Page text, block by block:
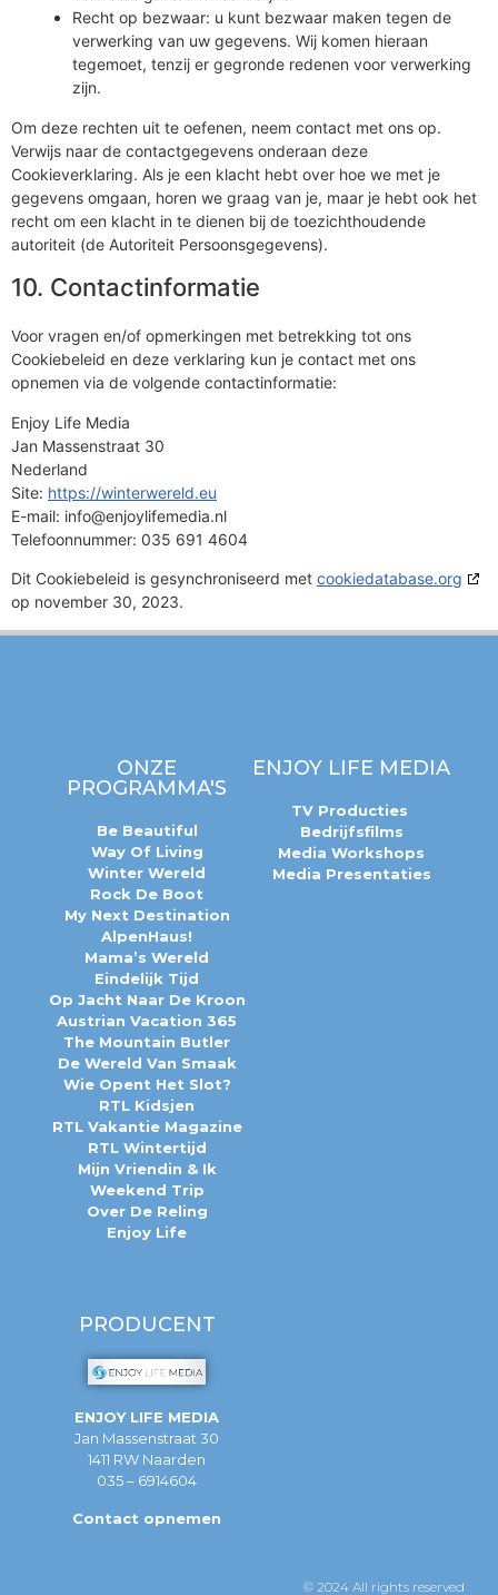
Recht op bezwaar: u kunt bezwaar maken tegen de
verwerking van uw gegevens. Wij komen hieraan
tegemoet, tenzij er gegronde redenen voor verwerking
zijn.
Om deze rechten uit te oefenen, neem contact met ons op.
Verwijs naar de contactgegevens onderaan deze
Cookieverklaring. Als je een klacht hebt over hoe we met je
gegevens omgaan, horen we graag van je, maar je hebt ook het
recht om een klacht in te dienen bij de toezichthoudende
autoriteit (de Autoriteit Persoonsgegevens).
10. Contactinformatie
Voor vragen en/of opmerkingen met betrekking tot ons
Cookiebeleid en deze verklaring kun je contact met ons
opnemen via de volgende contactinformatie:
Enjoy Life Media
Jan Massenstraat 30
Nederland
Site: https://winterwereld.eu
E-mail: info@enjoylifemedia.nl
Telefoonnummer: 035 691 4604
Dit Cookiebeleid is gesynchroniseerd met cookiedatabase.org
op november 30, 2023.
ONZE
PROGRAMMA'S
Be Beautiful
Way Of Living
Winter Wereld
Rock De Boot
My Next Destination
AlpenHaus!
Mama’s Wereld
Eindelijk Tijd
Op Jacht Naar De Kroon
Austrian Vacation 365
The Mountain Butler
De Wereld Van Smaak
Wie Opent Het Slot?
RTL Kidsjen
RTL Vakantie Magazine
RTL Wintertijd
Mijn Vriendin & Ik
Weekend Trip
Over De Reling
Enjoy Life
ENJOY LIFE MEDIA
TV Producties
Bedrijfsfilms
Media Workshops
Media Presentaties
PRODUCENT
ENJOY LIFE MEDIA
Jan Massenstraat 30
1411 RW Naarden
035 – 6914604
Contact opnemen
© 2024 All rights reserved